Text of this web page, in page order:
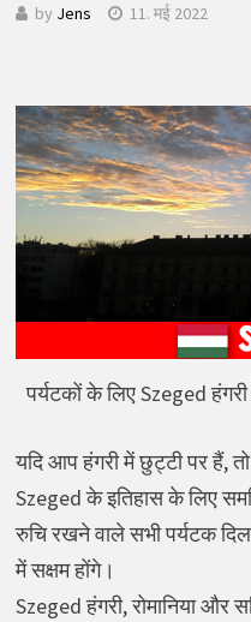
by Jens 11. मई 2022
पर्यटकों के लिए Szeged
यदि आप हंगरी में छुट्टी पर हैं,
Szeged के इतिहास के लिए
रुचि रखने वाले सभी पर्यटक
में सक्षम होंगे।
Szeged हंगरी, रोमानिया और